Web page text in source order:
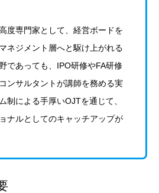
度専門家として、経営ボードを
ネジメント層へと駆け上がれる
であっても、IPO研修やFA研修
ンサルタントが講師を務める実
制による手厚いOJTを通じて、
ナルとしてのキャッチアップが